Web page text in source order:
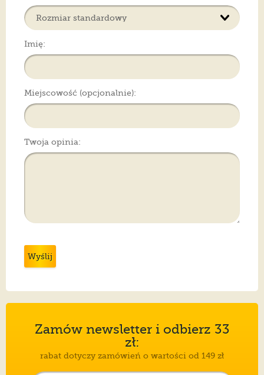
Imię:
Miejscowość (opcjonalnie):
Twoja opinia:
Wyślij
Zamów newsletter i odbierz 33
zł:
rabat dotyczy zamówień o wartości od 149 zł